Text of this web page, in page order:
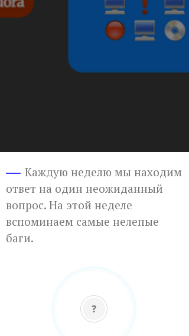
Каждую неделю мы находим
ответ на один неожиданный
вопрос. На этой неделе
вспоминаем самые нелепые
баги.